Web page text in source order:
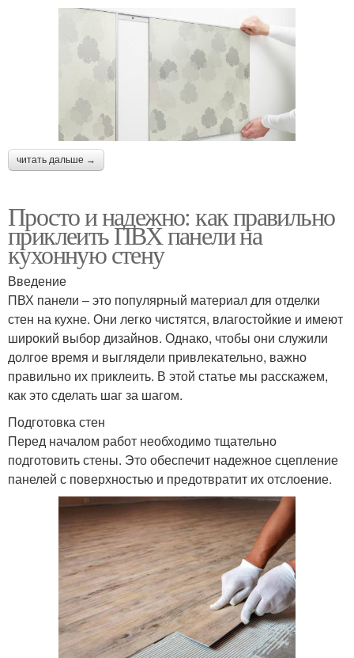
читать дальше →
Просто и надежно: как правильно
приклеить ПВХ панели на
кухонную стену
Введение
ПВХ панели – это популярный материал для отделки
стен на кухне. Они легко чистятся, влагостойкие и имеют
широкий выбор дизайнов. Однако, чтобы они служили
долгое время и выглядели привлекательно, важно
правильно их приклеить. В этой статье мы расскажем,
как это сделать шаг за шагом.
Подготовка стен
Перед началом работ необходимо тщательно
подготовить стены. Это обеспечит надежное сцепление
панелей с поверхностью и предотвратит их отслоение.